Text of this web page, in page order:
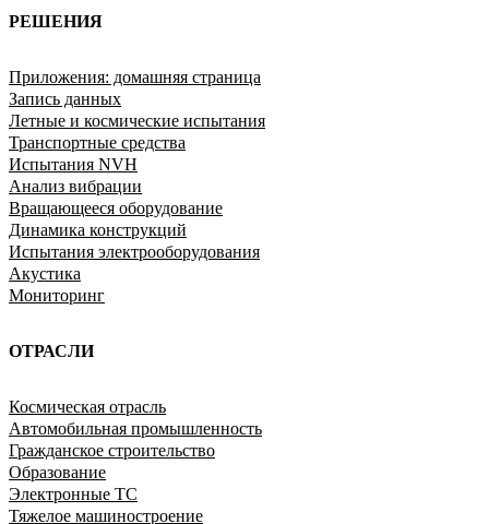
РЕШЕНИЯ
Приложения: домашняя страница
Запись данных
Летные и космические испытания
Транспортные средства
Испытания NVH
Анализ вибрации
Вращающееся оборудование
Динамика конструкций
Испытания электрооборудования
Акустика
Мониторинг
ОТРАСЛИ
Космическая отрасль
Автомобильная промышленность
Гражданское строительство
Образование
Электронные ТС
Тяжелое машиностроение